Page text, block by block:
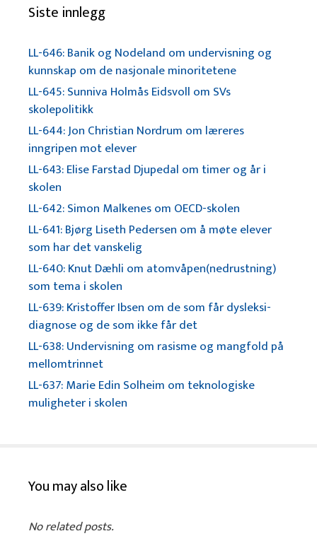
Siste innlegg
LL-646: Banik og Nodeland om undervisning og
kunnskap om de nasjonale minoritetene
LL-645: Sunniva Holmås Eidsvoll om SVs
skolepolitikk
LL-644: Jon Christian Nordrum om læreres
inngripen mot elever
LL-643: Elise Farstad Djupedal om timer og år i
skolen
LL-642: Simon Malkenes om OECD-skolen
LL-641: Bjørg Liseth Pedersen om å møte elever
som har det vanskelig
LL-640: Knut Dæhli om atomvåpen(nedrustning)
som tema i skolen
LL-639: Kristoffer Ibsen om de som får dysleksi-
diagnose og de som ikke får det
LL-638: Undervisning om rasisme og mangfold på
mellomtrinnet
LL-637: Marie Edin Solheim om teknologiske
muligheter i skolen
You may also like
No related posts.